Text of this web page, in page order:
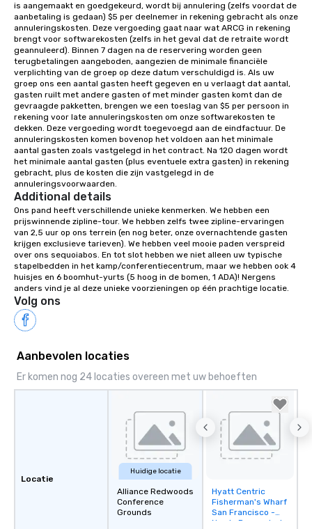
have cozy lodging options ranging
anywhere from cabins to cottages.
Wake up under the canopy in a
forested paradise at whatever level
of creature comfort your team
prefers. Call or email us today to plan
your retreat!
is aangemaakt en goedgekeurd, wordt bij annulering (zelfs voordat de
aanbetaling is gedaan) $5 per deelnemer in rekening gebracht als onze
annuleringskosten. Deze vergoeding gaat naar wat ARCG in rekening
brengt voor softwarekosten (zelfs in het geval dat de retraite wordt
geannuleerd). Binnen 7 dagen na de reservering worden geen
terugbetalingen aangeboden, aangezien de minimale financiële
verplichting van de groep op deze datum verschuldigd is. Als uw
groep ons een aantal gasten heeft gegeven en u verlaagt dat aantal,
gasten ruilt met andere gasten of met minder gasten komt dan de
gevraagde pakketten, brengen we een toeslag van $5 per persoon in
rekening voor late annuleringskosten om onze softwarekosten te
dekken. Deze vergoeding wordt toegevoegd aan de eindfactuur. De
annuleringskosten komen bovenop het voldoen aan het minimale
aantal gasten zoals vastgelegd in het contract. Na 120 dagen wordt
het minimale aantal gasten (plus eventuele extra gasten) in rekening
gebracht, plus de kosten die zijn vastgelegd in de
annuleringsvoorwaarden.
Additional details
Ons pand heeft verschillende unieke kenmerken. We hebben een
prijswinnende zipline-tour. We hebben zelfs twee zipline-ervaringen
van 2,5 uur op ons terrein (en nog beter, onze overnachtende gasten
krijgen exclusieve tarieven). We hebben veel mooie paden verspreid
over ons sequoiabos. En tot slot hebben we niet alleen uw typische
stapelbedden in het kamp/conferentiecentrum, maar we hebben ook 4
huisjes en 6 boomhut-yurts (5 hoog in de bomen, 1 ADA)! Nergens
anders vind je al deze unieke voorzieningen op één prachtige locatie.
Volg ons
Aanbevolen locaties
Er komen nog 24 locaties overeen met uw behoeften
Locatie
Huidige locatie
Alliance Redwoods
Conference
Grounds
Removed from
favorites
Hyatt Centric
Fisherman's Wharf
San Francisco -
Newly Renovated